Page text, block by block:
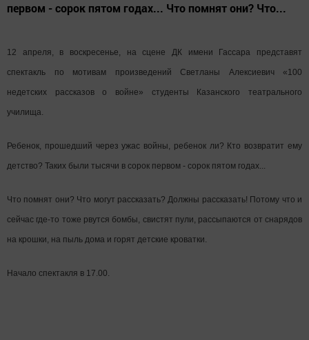
первом - сорок пятом годах... Что помнят они? Что...
12 апреля, в воскресенье, на сцене ДК имени Гассара представят
спектакль по мотивам произведений Светланы Алексиевич «100
недетских рассказов о войне» студенты Казанского театрального
училища.
Ребенок, прошедший через ужас войны, ребенок ли? Кто возвратит ему
детство? Таких были тысячи в сорок первом - сорок пятом годах...
Что помнят они? Что могут рассказать? Должны рассказать! Потому что и
сейчас где-то тоже рвутся бомбы, свистят пули, рассыпаются от снарядов
на крошки, на пыль дома и горят детские кроватки.
Начало спектакля в 17.00.